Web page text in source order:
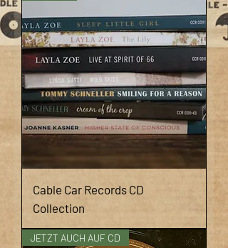
Cable Car Records CD
Collection
JETZT AUCH AUF CD